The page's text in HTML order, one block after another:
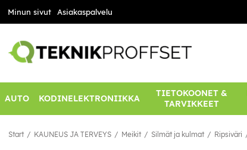
Minun sivut Asiakaspalvelu
AUTO KODINELEKTRONIIKKA
TIETOKOONET &
TARVIKKEET
Start KAUNEUS JA TERVEYS Meikit Silmät ja kulmat Ripsiväri